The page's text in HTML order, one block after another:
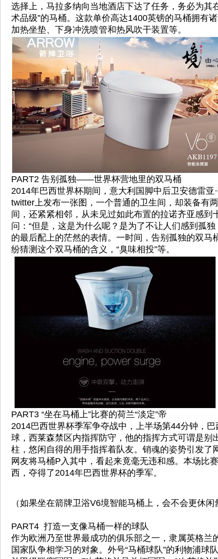
选择上，马拉多纳向当地酒店下达了任务，务必为其
术品级”的马桶。这款单价高达1400英镑的马桶拥有
加热坐垫、下身冲洗喷管和热风吹干装置等。
PART2 告别孤独——世界杯营地里的双马桶
2014年巴西世界杯期间，意大利国脚中后卫安德雷亚
twitter上发布一张图，一个普通的卫生间，却装备有
间，还紧紧相邻，从未见过如此布置的拉诺齐亚感到
问：“但是，这是为什么呢？是为了不让人们感到孤
的最后配上的茫然的表情。一时间，告别孤独的双马
纷猜测这个双马桶的含义，“臭味相投”等。
PART3 “坐在马桶上”比赛的荷兰“淡定”帝
2014巴西世界杯季军争夺战中，上半场第44分钟，
球，西莱森禁区内指挥防守，他的指挥方式可谓是别
柱，悠闲自得的用手指挥着队友。销魂的姿势引发了
网友将马桶P入其中，看起来竟毫无违和感。本场比
西，夺得了2014年巴西世界杯的季军。
（如果坐在箭牌卫浴V6境智能马桶上，会不会更休闲
PART4 打造一支像马桶一样的球队
作为欧洲乃至世界最成功的俱乐部之一，隶属英格兰
国家队争相学习的对象。外号“马桶球队”的利物浦球